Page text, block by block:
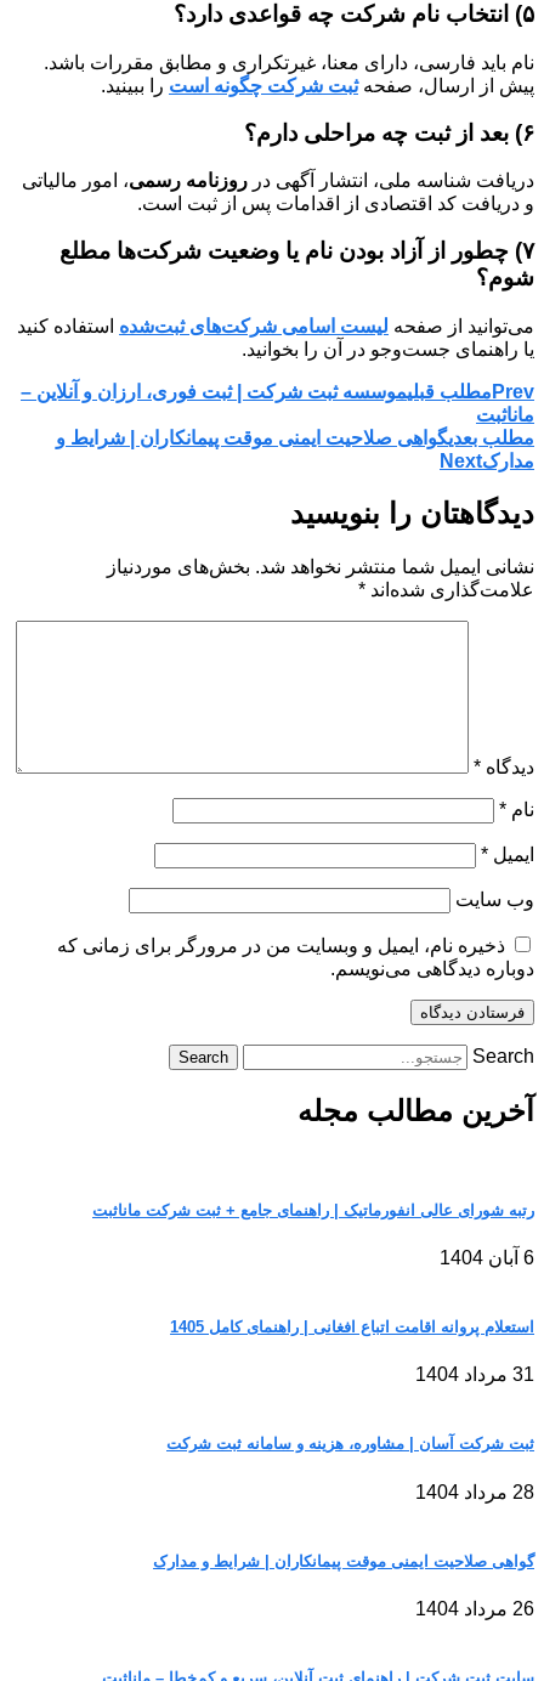
۵) انتخاب نام شرکت چه قواعدی دارد؟
نام باید فارسی، دارای معنا، غیرتکراری و مطابق مقررات باشد.
پیش از ارسال، صفحهثبت شرکت چگونه است را ببینید.
۶) بعد از ثبت چه مراحلی دارم؟
دریافت شناسه ملی، انتشار آگهی در روزنامه رسمی، امور مالیاتی
و دریافت کد اقتصادی از اقدامات پس از ثبت است.
۷) چطور از آزاد بودن نام یا وضعیت شرکت‌ها مطلع
شوم؟
می‌توانید از صفحه لیست اسامی شرکت‌های ثبت‌شده استفاده کنید
یا راهنمای جست‌وجو در آن را بخوانید.
Prev مطلب قبلیموسسه ثبت شرکت | ثبت فوری، ارزان و آنلاین –
مانا‌ثبت
مطلب بعدیگواهی صلاحیت ایمنی موقت پیمانکاران | شرایط و
مدارکNext
دیدگاهتان را بنویسید
نشانی ایمیل شما منتشر نخواهد شد. بخش‌های موردنیاز
علامت‌گذاری شده‌اند *
دیدگاه *
نام *
ایمیل *
وب‌ سایت
ذخیره نام، ایمیل و وبسایت من در مرورگر برای زمانی که
دوباره دیدگاهی می‌نویسم.
Search
Search
آخرین مطالب مجله
رتبه شورای عالی انفورماتیک | راهنمای جامع + ثبت شرکت مانا‌ثبت
6 آبان 1404
استعلام پروانه اقامت اتباع افغانی | راهنمای کامل 1405
31 مرداد 1404
ثبت شرکت آسان | مشاوره، هزینه و سامانه ثبت شرکت
28 مرداد 1404
گواهی صلاحیت ایمنی موقت پیمانکاران | شرایط و مدارک
26 مرداد 1404